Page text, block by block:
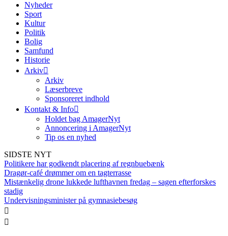
Nyheder
Sport
Kultur
Politik
Bolig
Samfund
Historie
Arkiv
Arkiv
Læserbreve
Sponsoreret indhold
Kontakt & Info
Holdet bag AmagerNyt
Annoncering i AmagerNyt
Tip os en nyhed
SIDSTE NYT
Politikere har godkendt placering af regnbuebænk
Dragør-café drømmer om en tagterrasse
Mistænkelig drone lukkede lufthavnen fredag – sagen efterforskes
stadig
Undervisningsminister på gymnasiebesøg